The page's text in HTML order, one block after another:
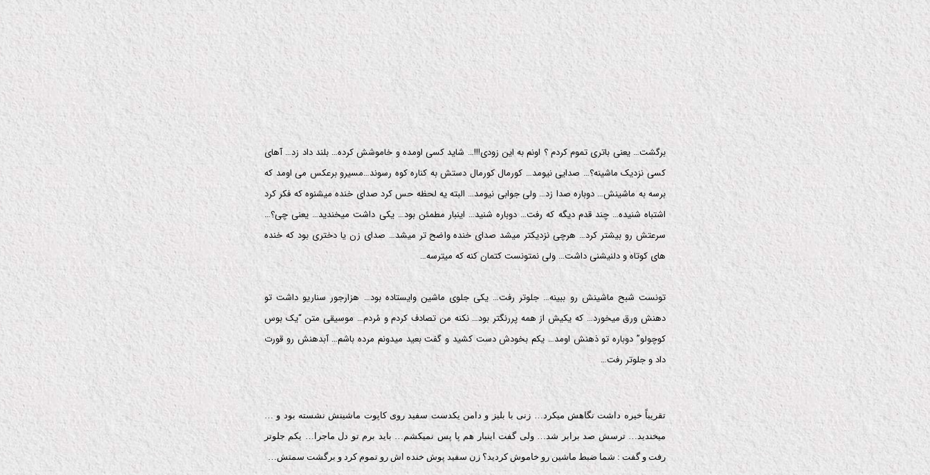
برگشت… یعنی باتری تموم کردم ؟ اونم به این زودی!!!… شاید کسی اومده و خاموشش کرده… بلند داد زد… آهای
کسی نزدیک ماشینه؟… صدایی نیومد… کورمال کورمال دستش به کناره کوه رسوند…مسیرو برعکس می اومد که
برسه به ماشینش… دوباره صدا زد… ولی جوابی نیومد… البته یه لحظه حس کرد صدای خنده میشنوه که فکر کرد
اشتباه شنیده… چند قدم دیگه که رفت… دوباره شنید… اینبار مطمئن بود… یکی داشت میخندید… یعنی چی؟…
سرعتش رو بیشتر کرد… هرچی نزدیکتر میشد صدای خنده واضح تر میشد… صدای زن یا دختری بود که خنده
های کوتاه و دلنیشنی داشت… ولی نمتونست کتمان کنه که میترسه…
تونست شبح ماشینش رو ببینه… جلوتر رفت… یکی جلوی ماشین وایستاده بود… هزارجور سناریو داشت تو
دهنش ورق میخورد… که یکیش از همه پررنگتر بود… نکنه من تصادف کردم و مُردم… موسیقی متن “یک بوس
کوچولو” دوباره تو ذهنش اومد… یکم بخودش دست کشید و گفت بعید میدونم مرده باشم… آبدهنش رو قورت
داد و جلوتر رفت…
تقریباً خیره داشت نگاهش میکرد… زنی با بلیز و دامن یکدست سفید روی کاپوت ماشینش نشسته بود و …
میخندید… ترسش صد برابر شد… ولی گفت اینبار هم پا پس نمیکشم… باید برم تو دل ماجرا… یکم جلوتر
رفت و گفت : شما ضبط ماشین رو خاموش کردید؟ زن سفید پوش خنده اش رو تموم کرد و برگشت سمتش…